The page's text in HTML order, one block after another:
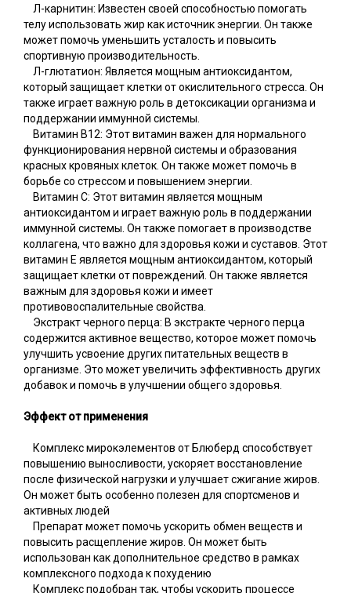
Л-карнитин: Известен своей способностью помогать
телу использовать жир как источник энергии. Он также
может помочь уменьшить усталость и повысить
спортивную производительность.
Л-глютатион: Является мощным антиоксидантом,
который защищает клетки от окислительного стресса. Он
также играет важную роль в детоксикации организма и
поддержании иммунной системы.
Витамин B12: Этот витамин важен для нормального
функционирования нервной системы и образования
красных кровяных клеток. Он также может помочь в
борьбе со стрессом и повышением энергии.
Витамин C: Этот витамин является мощным
антиоксидантом и играет важную роль в поддержании
иммунной системы. Он также помогает в производстве
коллагена, что важно для здоровья кожи и суставов. Этот
витамин E является мощным антиоксидантом, который
защищает клетки от повреждений. Он также является
важным для здоровья кожи и имеет
противовоспалительные свойства.
Экстракт черного перца: В экстракте черного перца
содержится активное вещество, которое может помочь
улучшить усвоение других питательных веществ в
организме. Это может увеличить эффективность других
добавок и помочь в улучшении общего здоровья.
Эффект от применения
Комплекс мирокэлементов от Блюберд способствует
повышению выносливости, ускоряет восстановление
после физической нагрузки и улучшает сжигание жиров.
Он может быть особенно полезен для спортсменов и
активных людей
Препарат может помочь ускорить обмен веществ и
повысить расщепление жиров. Он может быть
использован как дополнительное средство в рамках
комплексного подхода к похудению
Комплекс подобран так, чтобы ускорить процессе